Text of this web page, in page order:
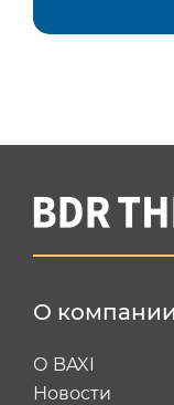
О компании
О BAXI
Новости